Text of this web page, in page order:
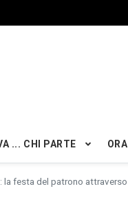
... CHI PARTE
la festa del patrono